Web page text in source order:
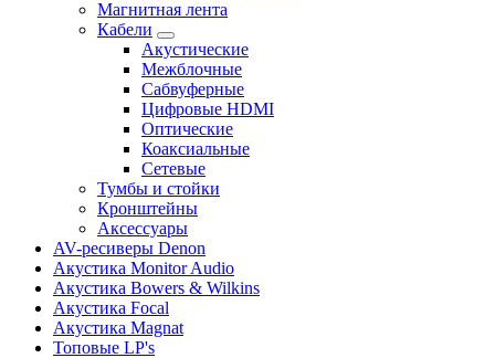
Магнитная лента
Кабели
Акустические
Межблочные
Сабвуферные
Цифровые HDMI
Оптические
Коаксиальные
Сетевые
Тумбы и стойки
Кронштейны
Аксессуары
AV-ресиверы Denon
Акустика Monitor Audio
Акустика Bowers & Wilkins
Акустика Focal
Акустика Magnat
Топовые LP's